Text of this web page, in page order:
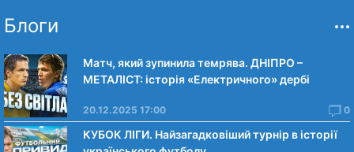
Блоги
Матч, який зупинила темрява. ДНІПРО –
МЕТАЛІСТ: історія «Електричного» дербі
20.12.2025 17:00 0
КУБОК ЛІГИ. Найзагадковіший турнір в історії